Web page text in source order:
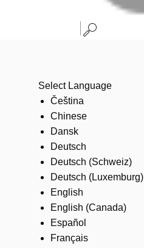
Select Language
Čeština
Chinese
Dansk
Deutsch
Deutsch (Schweiz)
Deutsch (Luxemburg)
English
English (Canada)
Español
Français